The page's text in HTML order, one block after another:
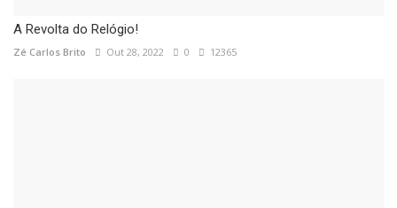
A Revolta do Relógio!
Zé Carlos Brito Out 28, 2022 0 12365